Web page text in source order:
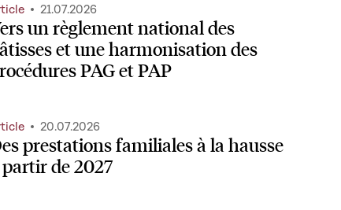
un règlement national des
et une harmonisation des
PAG et PAP
21.07.2026
prestations familiales à la hausse
de 2027
20.07.2026